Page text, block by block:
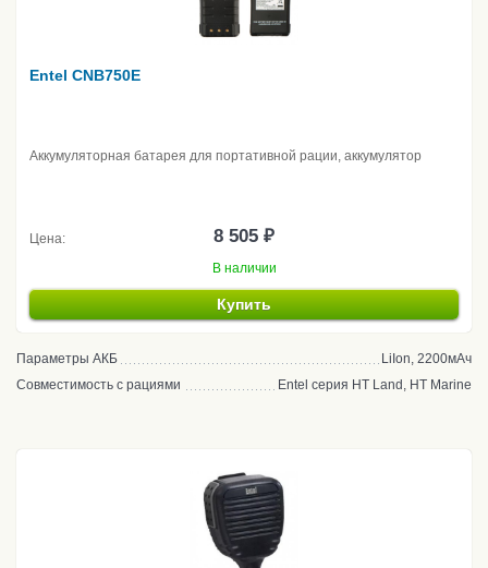
Entel CNB750E
Аккумуляторная батарея для портативной рации, аккумулятор
Цена: 8 505 ₽
В наличии
Купить
Параметры АКБ
LiIon, 2200мАч
Совместимость с рациями
Entel серия HT Land, HT Marine